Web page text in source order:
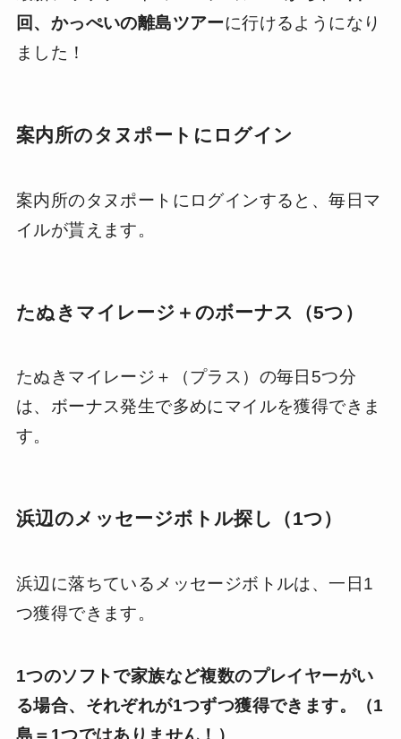
回、かっぺいの離島ツアーに行けるようになり
ました！
案内所のタヌポートにログイン
案内所のタヌポートにログインすると、毎日マ
イルが貰えます。
たぬきマイレージ＋のボーナス（5つ）
たぬきマイレージ＋（プラス）の毎日5つ分
は、ボーナス発生で多めにマイルを獲得できま
す。
浜辺のメッセージボトル探し（1つ）
浜辺に落ちているメッセージボトルは、一日1
つ獲得できます。
1つのソフトで家族など複数のプレイヤーがい
る場合、それぞれが1つずつ獲得できます。（1
島＝1つではありません！）